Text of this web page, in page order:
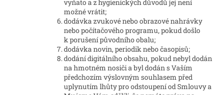
vyňato a z hygienických důvodů jej není
možné vrátit;
dodávka zvukové nebo obrazové nahrávky
nebo počítačového programu, pokud došlo
k porušení původního obalu;
dodávka novin, periodik nebo časopisů;
dodání digitálního obsahu, pokud nebyl dodán
na hmotném nosiči a byl dodán s Vaším
předchozím výslovným souhlasem před
uplynutím lhůty pro odstoupení od Smlouvy a